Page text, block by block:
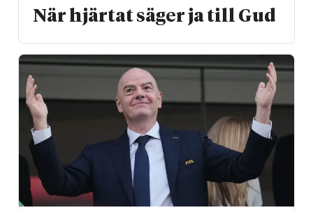
När hjärtat säger ja till Gud